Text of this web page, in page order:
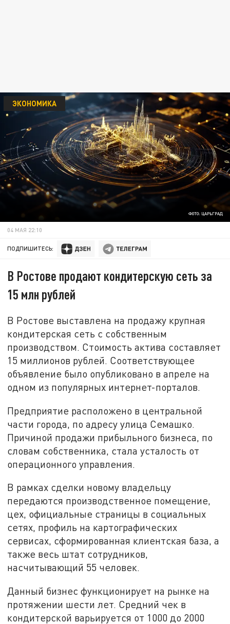
ФОТО: ЦАРЬГРАД
ЭКОНОМИКА
04 МАЯ 22:10
ПОДПИШИТЕСЬ:
В Ростове продают кондитерскую сеть за
15 млн рублей
В Ростове выставлена на продажу крупная
кондитерская сеть с собственным
производством. Стоимость актива составляет
15 миллионов рублей. Соответствующее
объявление было опубликовано в апреле на
одном из популярных интернет-порталов.
Предприятие расположено в центральной
части города, по адресу улица Семашко.
Причиной продажи прибыльного бизнеса, по
словам собственника, стала усталость от
операционного управления.
В рамках сделки новому владельцу
передаются производственное помещение,
цех, официальные страницы в социальных
сетях, профиль на картографических
сервисах, сформированная клиентская база, а
также весь штат сотрудников,
насчитывающий 55 человек.
Данный бизнес функционирует на рынке на
протяжении шести лет. Средний чек в
кондитерской варьируется от 1000 до 2000